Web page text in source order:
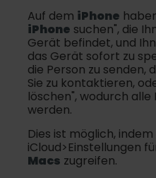
Auf dem iPhone
iPhone suchen", die
Gerät befindet, und
das Gerät sofort zu
die Person zu senden,
Sie zu kontaktieren,
löschen", wodurch
werden.
Dies ist möglich, indem
iCloud>Einstellungen
Macs zugreifen.